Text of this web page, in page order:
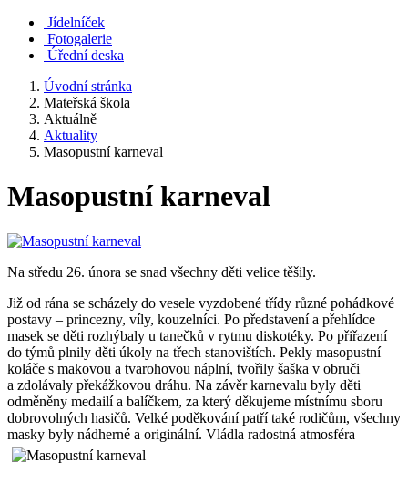
Jídelníček
Fotogalerie
Úřední deska
Úvodní stránka
Mateřská škola
Aktuálně
Aktuality
Masopustní karneval
Masopustní karneval
Na středu 26. února se snad všechny děti velice těšily.
Již od rána se scházely do vesele vyzdobené třídy různé pohádkové
postavy – princezny, víly, kouzelníci. Po představení a přehlídce
masek se děti rozhýbaly u tanečků v rytmu diskotéky. Po přiřazení
do týmů plnily děti úkoly na třech stanovištích. Pekly masopustní
koláče s makovou a tvarohovou náplní, tvořily šaška v obruči
a zdolávaly překážkovou dráhu. Na závěr karnevalu byly děti
odměněny medailí a balíčkem, za který děkujeme místnímu sboru
dobrovolných hasičů. Velké poděkování patří také rodičům, všechny
masky byly nádherné a originální. Vládla radostná atmosféra